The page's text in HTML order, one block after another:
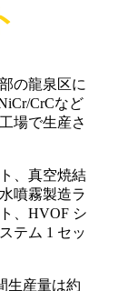
の龍泉区に
CrCなど
場で生産さ
、真空焼結
噴霧製造ラ
、HVOF シ
テム 1 セッ
生産量は約